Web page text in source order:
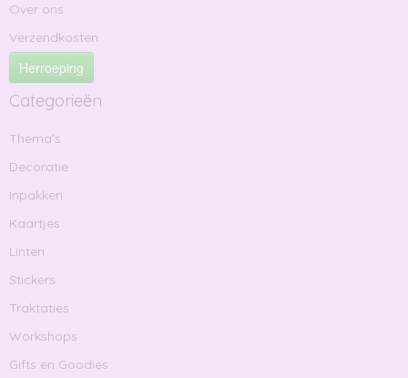
Over ons
Verzendkosten
Herroeping
Categorieën
Thema's
Decoratie
Inpakken
Kaartjes
Linten
Stickers
Traktaties
Workshops
Gifts en Goodies